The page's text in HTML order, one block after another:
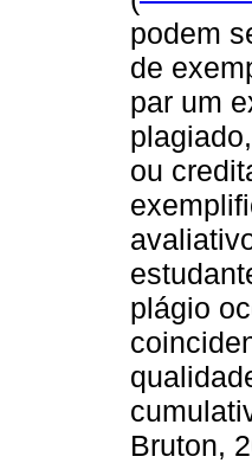
podem
de
par um
ou
plágio
Bruton,